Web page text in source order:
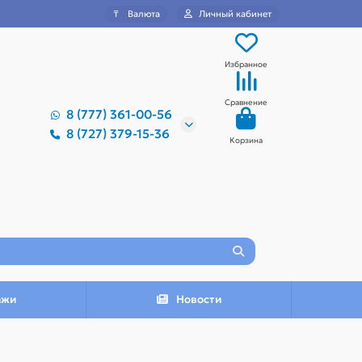
₸ Валюта Личный кабинет
8 (777) 361-00-56
8 (727) 379-15-36
Избранное
Сравнение
Корзина
Новости